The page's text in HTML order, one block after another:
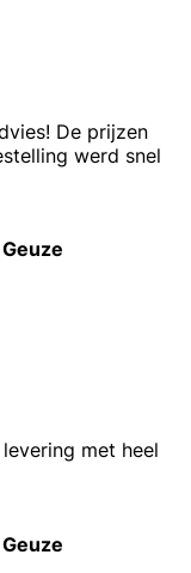
De prijzen
werd snel
met heel